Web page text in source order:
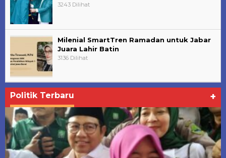
3243 Dilihat
Milenial SmartTren Ramadan untuk Jabar
Juara Lahir Batin
3136 Dilihat
Politik Terbaru +
PRABOWO PRESIDENKU: Silaturahmi dan
Deklarasi Partai Gerindra Tunjuk Prabowo
Sub…
Di Berita, Organisasi, ORMAS, Politik, Polri, Seputar JABAR